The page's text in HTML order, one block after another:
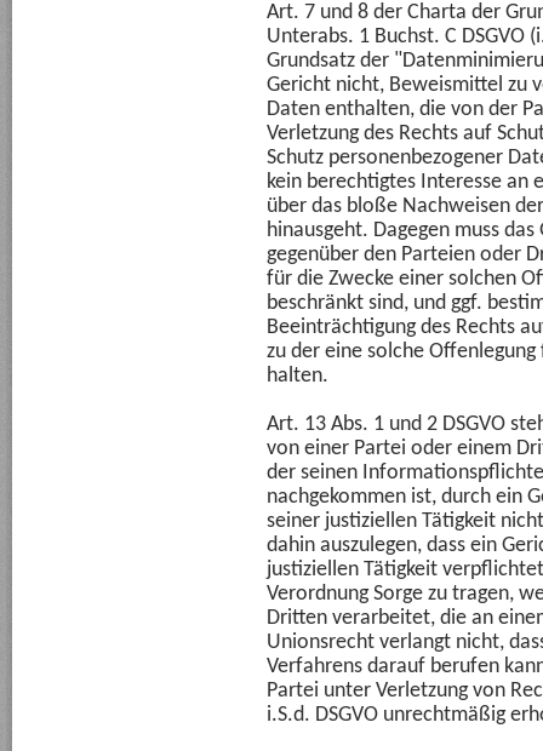
Art. 7 und 8 der Charta der
Unterabs. 1 Buchst. C DSGVO
Grundsatz der
Gericht nicht, Beweismittel zu
Daten enthalten, die von der
Verletzung des Rechts auf
Schutz personenbezogener
kein berechtigtes Interesse an
über das bloße Nachweisen
hinausgeht. Dagegen muss
gegenüber den Parteien oder
für die Zwecke einer solchen
beschränkt sind, und ggf.
Beeinträchtigung des Rechts
zu der eine solche
halten.
Art. 13 Abs. 1 und 2 DSGVO
von einer Partei oder einem
der seinen
nachgekommen ist, durch ein
seiner justiziellen Tätigkeit
dahin auszulegen, dass ein
justiziellen Tätigkeit
Verordnung Sorge zu tragen,
Dritten verarbeitet, die an
Unionsrecht verlangt nicht,
Verfahrens darauf berufen
Partei unter Verletzung von
i.S.d. DSGVO unrechtmäßig